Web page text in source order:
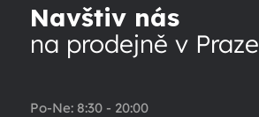
Navštiv nás
na prodejně v Praze
Po-Ne: 8:30 - 20:00